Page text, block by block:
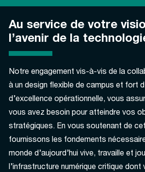
Au service de votre
l’avenir de la
Notre engagement vis-à-vis de la
à un design flexible de campus et fort
d’excellence opérationnelle, vous
vous avez besoin pour atteindre vos
stratégiques. En vous soutenant de
fournissons les fondements
monde d’aujourd’hui vive, travaille et
l’infrastructure numérique critique